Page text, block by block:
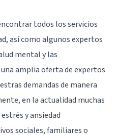
todos los servicios
así como algunos expertos
mental y las
amplia oferta de expertos
demandas de manera
en la actualidad muchas
y ansiedad
sociales, familiares o